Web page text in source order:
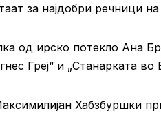
за најдобри речници на
од ирско потекло Ана
Греј“ и „Станарката во
Хабзбуршки